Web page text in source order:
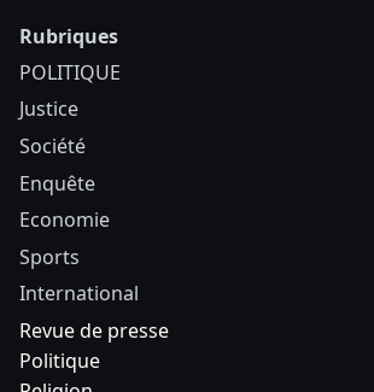
Rubriques
POLITIQUE
Justice
Société
Enquête
Economie
Sports
International
Revue de presse
Politique